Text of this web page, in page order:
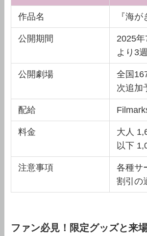
作品名 『海が
公開期間
2025年
より3
公開劇場
全国
次追加
配給
料金
大人
以下
注意事項
各種サ
割引の
ファン必見！限定グッズと来